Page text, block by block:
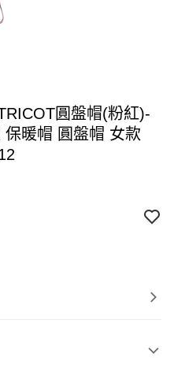
圓盤帽(粉紅)-
暖帽 圓盤帽 女款